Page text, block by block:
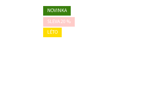
NOVINKA
SLEVA 20 %
LÉTO